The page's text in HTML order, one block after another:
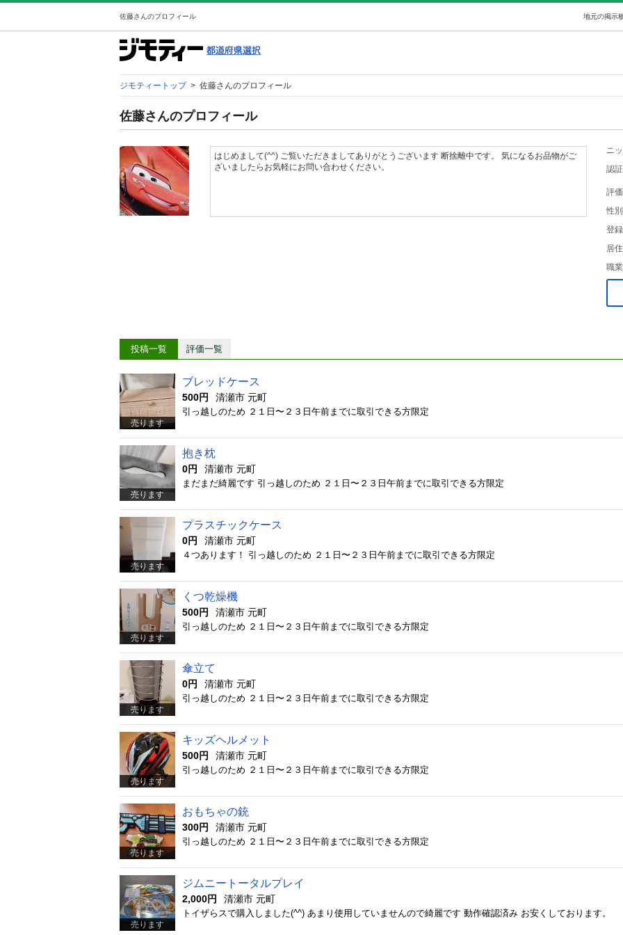
佐藤さんのプロフィール 地元の掲示
ジモティートップ > 佐藤さんのプロフィール
佐藤さんのプロフィール
はじめまして(^^) ご覧いただきましてありがとうございます 断捨離中です。 気になるお品物がご
ざいましたらお気軽にお問い合わせください。
ニ
認証
評価
性別
登
居
職業
投稿一覧 評価一覧
売ります
ブレッドケース
500円 清瀬市 元町
引っ越しのため ２１日〜２３日午前までに取引できる方限定
売ります
抱き枕
0円 清瀬市 元町
まだまだ綺麗です 引っ越しのため ２１日〜２３日午前までに取引できる方限定
売ります
プラスチックケース
0円 清瀬市 元町
４つあります！ 引っ越しのため ２１日〜２３日午前までに取引できる方限定
売ります
くつ乾燥機
500円 清瀬市 元町
引っ越しのため ２１日〜２３日午前までに取引できる方限定
売ります
傘立て
0円 清瀬市 元町
引っ越しのため ２１日〜２３日午前までに取引できる方限定
売ります
キッズヘルメット
500円 清瀬市 元町
引っ越しのため ２１日〜２３日午前までに取引できる方限定
売ります
おもちゃの銃
300円 清瀬市 元町
引っ越しのため ２１日〜２３日午前までに取引できる方限定
売ります
ジムニートータルプレイ
2,000円 清瀬市 元町
トイザらスで購入しました(^^) あまり使用していませんので綺麗です 動作確認済み お安くしております。